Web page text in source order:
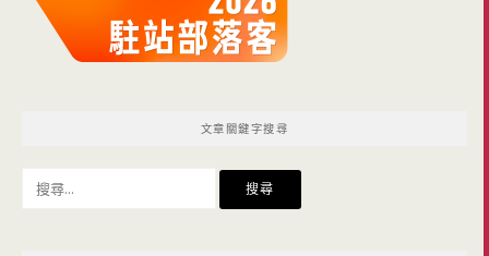
文章關鍵字搜尋